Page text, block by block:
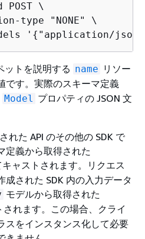
POST \
type "NONE" \
'
{ "application/
ットを説明する name リソー
です。実際のスキーマ定義
Model プロパティの JSON 文
れた API のその他の SDK で
定義から取得された
ャストされます。リクエス
成された SDK 内の入力データ
モデルから取得された
れます。この場合、クライ
スをインスタンス化して必要